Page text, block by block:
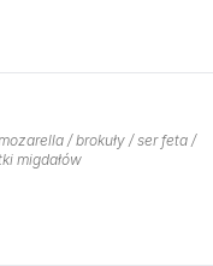
/ brokuły / ser feta /
migdałów